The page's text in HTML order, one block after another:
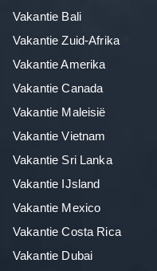
Vakantie Bali
Vakantie Zuid-Afrika
Vakantie Amerika
Vakantie Canada
Vakantie Maleisië
Vakantie Vietnam
Vakantie Sri Lanka
Vakantie IJsland
Vakantie Mexico
Vakantie Costa Rica
Vakantie Dubai